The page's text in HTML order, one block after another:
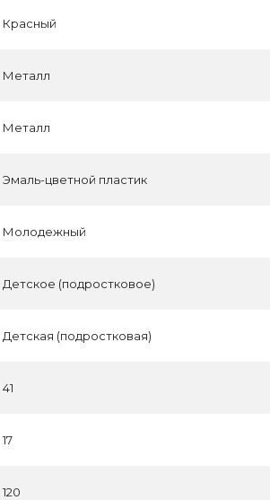
Красный
Металл
Металл
Эмаль-цветной пластик
Молодежный
Детское (подростковое)
Детская (подростковая)
41
17
120